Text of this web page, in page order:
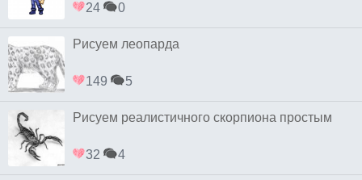
24 0
Рисуем леопарда
149 5
Рисуем реалистичного скорпиона простым
32 4